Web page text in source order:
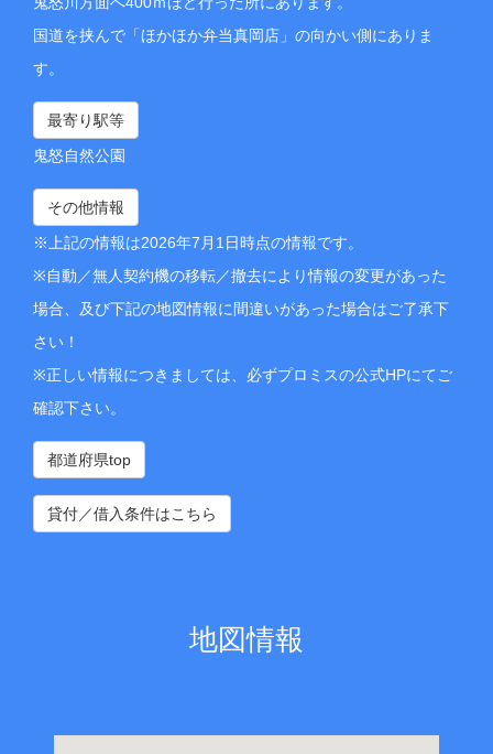
国道を挟んで「ほかほか弁当真岡店」の向かい側にありま
す。
最寄り駅等
鬼怒自然公園
その他情報
※上記の情報は2026年7月1日時点の情報です。
※自動／無人契約機の移転／撤去により情報の変更があった
場合、及び下記の地図情報に間違いがあった場合はご了承下
さい！
※正しい情報につきましては、必ずプロミスの公式HPにてご
確認下さい。
都道府県top
貸付／借入条件はこちら
地図情報